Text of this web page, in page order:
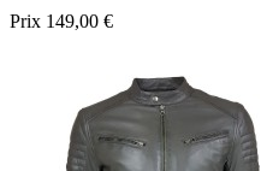
Prix 149,00 €